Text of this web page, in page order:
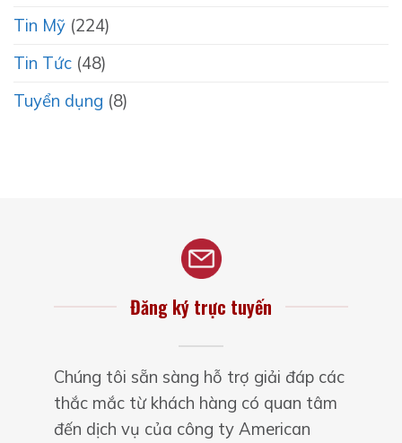
Tin Mỹ (224)
Tin Tức (48)
Tuyển dụng (8)
Đăng ký trực tuyến
Chúng tôi sẵn sàng hỗ trợ giải đáp các
thắc mắc từ khách hàng có quan tâm
đến dịch vụ của công ty American